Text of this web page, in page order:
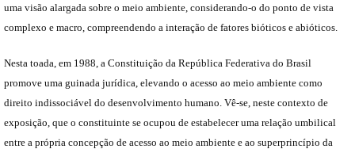
uma visão alargada sobre o meio ambiente, considerando-o do ponto de vista
complexo e macro, compreendendo a interação de fatores bióticos e abióticos.
Nesta toada, em 1988, a Constituição da República Federativa do Brasil
promove uma guinada jurídica, elevando o acesso ao meio ambiente como
direito indissociável do desenvolvimento humano. Vê-se, neste contexto de
exposição, que o constituinte se ocupou de estabelecer uma relação umbilical
entre a própria concepção de acesso ao meio ambiente e ao superprincípio da